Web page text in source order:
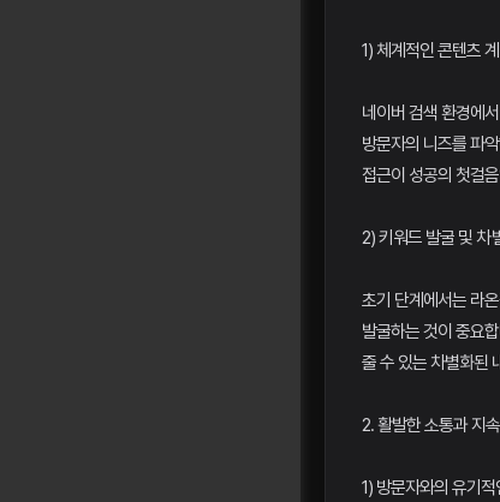
1) 체계적인 콘텐츠
네이버 검색 환경에
방문자의 니즈를 파
접근이 성공의 첫걸
2) 키워드 발굴 및 차
초기 단계에서는 라
발굴하는 것이 중요
줄 수 있는 차별화된
2. 활발한 소통과 지
1) 방문자와의 유기